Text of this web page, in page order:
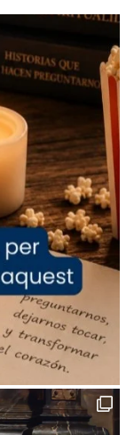
2026-
viaje-
ens
ha
de Les